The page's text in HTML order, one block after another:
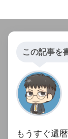
この記事を
もうすぐ還